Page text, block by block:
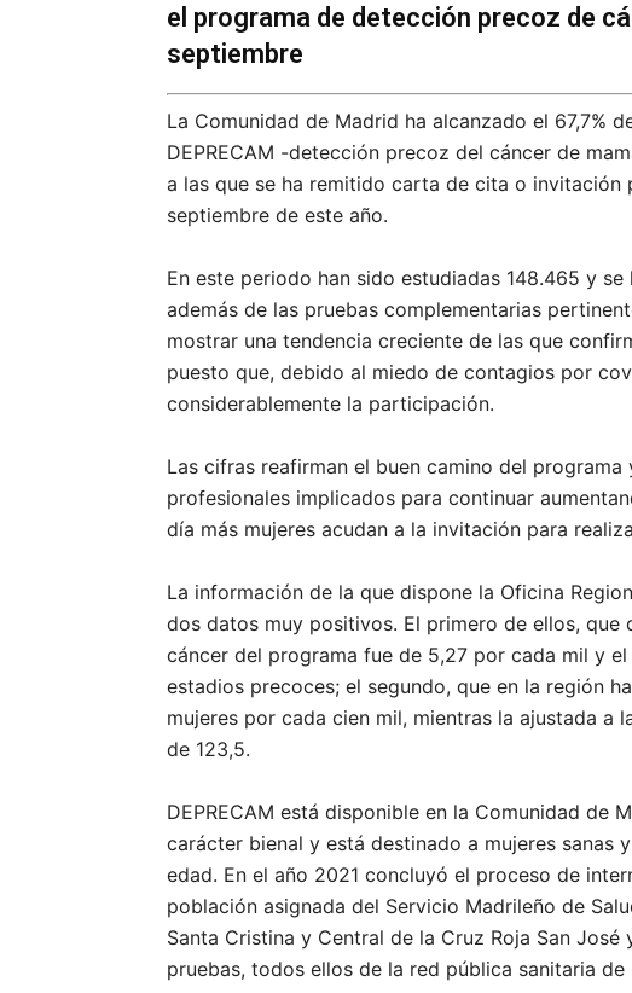
el programa de detección precoz de
septiembre
La Comunidad de Madrid ha alcanzado el 67,7%
DEPRECAM -detección precoz del cáncer de
a las que se ha remitido carta de cita o invitación
septiembre de este año.
En este periodo han sido estudiadas 148.465 y
además de las pruebas complementarias
mostrar una tendencia creciente de las que
puesto que, debido al miedo de contagios por
considerablemente la participación.
Las cifras reafirman el buen camino del
profesionales implicados para continuar
día más mujeres acudan a la invitación para
La información de la que dispone la Oficina
dos datos muy positivos. El primero de ellos, que
cáncer del programa fue de 5,27 por cada mil y
estadios precoces; el segundo, que en la región
mujeres por cada cien mil, mientras la ajustada a
de 123,5.
DEPRECAM está disponible en la Comunidad de
carácter bienal y está destinado a mujeres sanas
edad. En el año 2021 concluyó el proceso de
población asignada del Servicio Madrileño de
Santa Cristina y Central de la Cruz Roja San
pruebas, todos ellos de la red pública sanitaria